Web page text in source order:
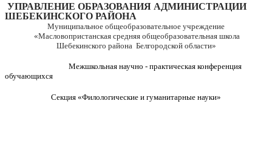
УПРАВЛЕНИЕ ОБРАЗОВАНИЯ АДМИНИСТРАЦИИ
ШЕБЕКИНСКОГО РАЙОНА
Муниципальное общеобразовательное учреждение
«Масловопристанская средняя общеобразовательная школа
Шебекинского района Белгородской области»
Межшкольная научно - практическая конференция
обучающихся
Секция «Филологические и гуманитарные науки»